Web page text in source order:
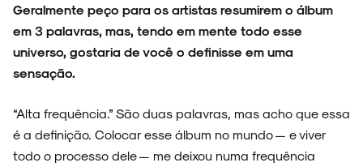
Geralmente peço para os artistas resumirem o álbum
em 3 palavras, mas, tendo em mente todo esse
universo, gostaria de você o definisse em uma
sensação.
“Alta frequência.” São duas palavras, mas acho que essa
é a definição. Colocar esse álbum no mundo — e viver
todo o processo dele — me deixou numa frequência